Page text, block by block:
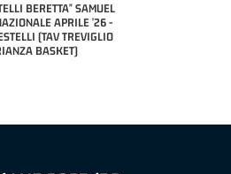
BERETTA" SAMUEL
APRILE '26 -
(TAV TREVIGLIO
BASKET)